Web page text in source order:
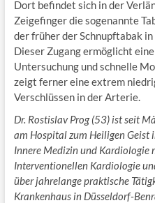
Dort befindet sich in der
Zeigefinger die sogenannte
der früher der Schnupftabak
Dieser Zugang ermöglicht
Untersuchung und schnelle
zeigt ferner eine extrem
Verschlüssen in der Arterie.
Dr. Rostislav Prog (53) ist seit
am Hospital zum Heiligen Geist
Innere Medizin und
Interventionellen Kardiologie
über jahrelange praktische
Krankenhaus in Düsseldorf-